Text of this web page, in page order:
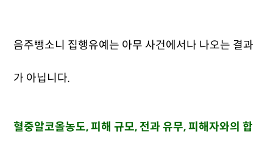
음주뺑소니 집행유예는 아무 사건에서나 나오는 결과
가 아닙니다.
혈중알코올농도, 피해 규모, 전과 유무, 피해자와의 합